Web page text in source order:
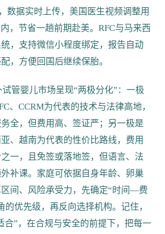
数据实时上传，美国医生视频调整用
，节省一趟前期赴美。RFC与马来西
，支持微信小程度绑定，报告自动
，方便回国后继续保胎。
管婴儿市场呈现“两极分化”：一极
、CCRM为代表的技术与法律高地，
全，但费用高、签证严；另一极是
、越南为代表的性价比路线，费用
一，且免签或落地签，但语言、法
补课。家庭可依据自身年龄、卵巢
间、风险承受力，先确定“时间—费
优先级，再反向选择机构。记住，
合”，在合规与安全的前提下，把每一